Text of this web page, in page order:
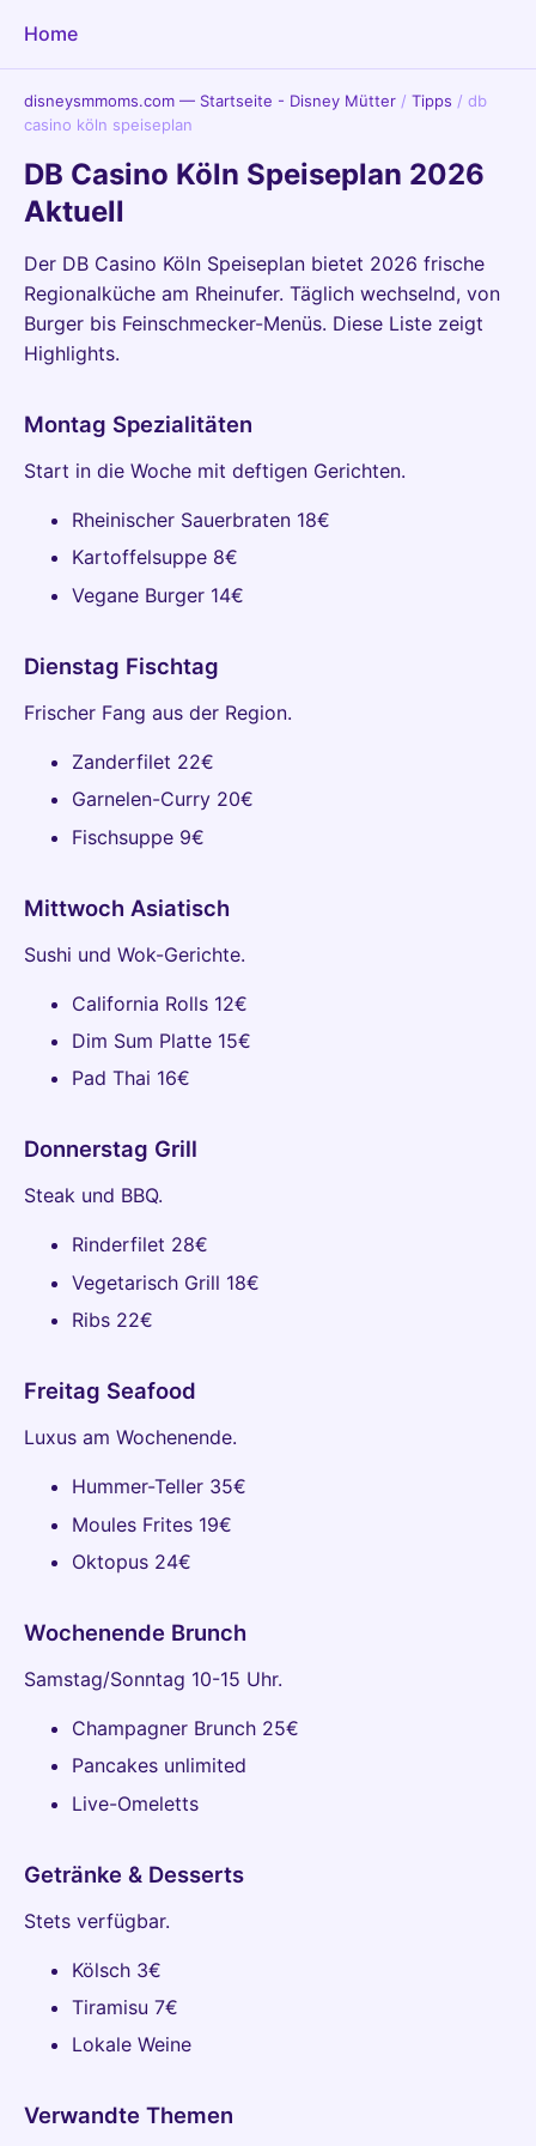
Home
disneysmmoms.com — Startseite - Disney Mütter / Tipps / db
casino köln speiseplan
DB Casino Köln Speiseplan 2026
Aktuell
Der DB Casino Köln Speiseplan bietet 2026 frische
Regionalküche am Rheinufer. Täglich wechselnd, von
Burger bis Feinschmecker-Menüs. Diese Liste zeigt
Highlights.
Montag Spezialitäten
Start in die Woche mit deftigen Gerichten.
Rheinischer Sauerbraten 18€
Kartoffelsuppe 8€
Vegane Burger 14€
Dienstag Fischtag
Frischer Fang aus der Region.
Zanderfilet 22€
Garnelen-Curry 20€
Fischsuppe 9€
Mittwoch Asiatisch
Sushi und Wok-Gerichte.
California Rolls 12€
Dim Sum Platte 15€
Pad Thai 16€
Donnerstag Grill
Steak und BBQ.
Rinderfilet 28€
Vegetarisch Grill 18€
Ribs 22€
Freitag Seafood
Luxus am Wochenende.
Hummer-Teller 35€
Moules Frites 19€
Oktopus 24€
Wochenende Brunch
Samstag/Sonntag 10-15 Uhr.
Champagner Brunch 25€
Pancakes unlimited
Live-Omeletts
Getränke & Desserts
Stets verfügbar.
Kölsch 3€
Tiramisu 7€
Lokale Weine
Verwandte Themen